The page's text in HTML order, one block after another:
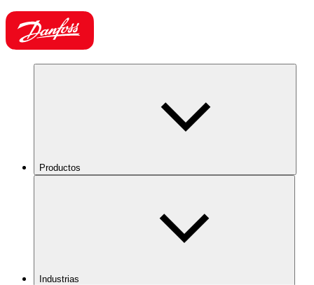
Productos
Industrias